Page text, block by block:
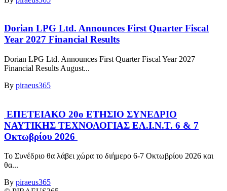
Dorian LPG Ltd. Announces First Quarter Fiscal
Year 2027 Financial Results
Dorian LPG Ltd. Announces First Quarter Fiscal Year 2027
Financial Results August...
By piraeus365
ΕΠΕΤΕΙΑΚΟ 20ο ΕΤΗΣΙΟ ΣΥΝΕΔΡΙΟ
ΝΑΥΤΙΚΗΣ ΤΕΧΝΟΛΟΓΙΑΣ ΕΛ.Ι.Ν.Τ. 6 & 7
Οκτωβρίου 2026
Το Συνέδριο θα λάβει χώρα το διήμερο 6-7 Οκτωβρίου 2026 και
θα...
By piraeus365